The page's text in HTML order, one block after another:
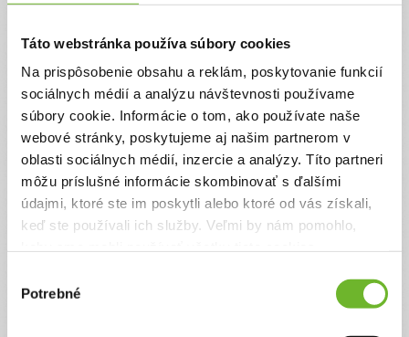
Táto webstránka používa súbory cookies
Na prispôsobenie obsahu a reklám, poskytovanie funkcií
sociálnych médií a analýzu návštevnosti používame
súbory cookie. Informácie o tom, ako používate naše
webové stránky, poskytujeme aj našim partnerom v
oblasti sociálnych médií, inzercie a analýzy. Títo partneri
môžu príslušné informácie skombinovať s ďalšími
údajmi, ktoré ste im poskytli alebo ktoré od vás získali,
keď ste používali ich služby. Veľmi by nám pomohlo,
súhlasu
Potrebné
0 €
Zadajte svoje údaje
Už máte vytvorený svoj účet?Prihláste sa